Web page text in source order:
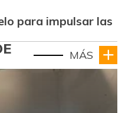
para impulsar las
MÁS